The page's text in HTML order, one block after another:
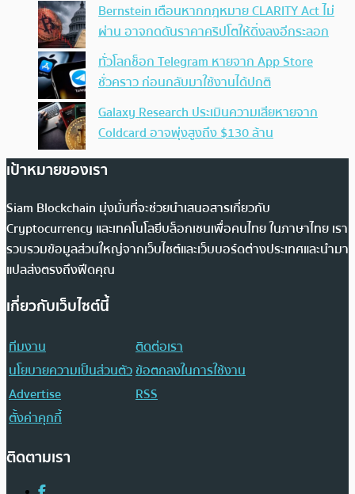
Bernstein เตือนหากกฎหมาย CLARITY Act ไม่
ผ่าน อาจกดดันราคาคริปโตให้ดิ่งลงอีกระลอก
ทั่วโลกช็อก Telegram หายจาก App Store
ชั่วคราว ก่อนกลับมาใช้งานได้ปกติ
Galaxy Research ประเมินความเสียหายจาก
Coldcard อาจพุ่งสูงถึง $130 ล้าน
เป้าหมายของเรา
Siam Blockchain มุ่งมั่นที่จะช่วยนำเสนอสารเกี่ยวกับ
Cryptocurrency และเทคโนโลยีบล็อกเชนเพื่อคนไทย ในภาษาไทย เรา
รวบรวมข้อมูลส่วนใหญ่จากเว็บไซต์และเว็บบอร์ดต่างประเทศและนำมา
แปลส่งตรงถึงฟีดคุณ
เกี่ยวกับเว็บไซต์นี้
ทีมงาน
ติดต่อเรา
นโยบายความเป็นส่วนตัวข้อตกลงในการใช้งาน
Advertise
RSS
ตั้งค่าคุกกี้
ติดตามเรา